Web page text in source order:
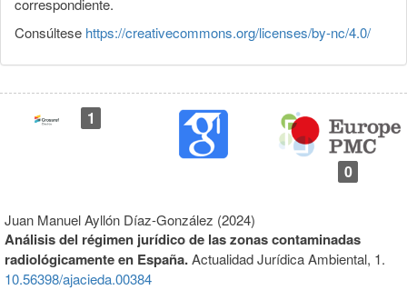
correspondiente.
Consúltese https://creativecommons.org/licenses/by-nc/4.0/
1
0
Juan Manuel Ayllón Díaz-González (2024)
Análisis del régimen jurídico de las zonas contaminadas
radiológicamente en España.Actualidad Jurídica Ambiental, 1.
10.56398/ajacieda.00384